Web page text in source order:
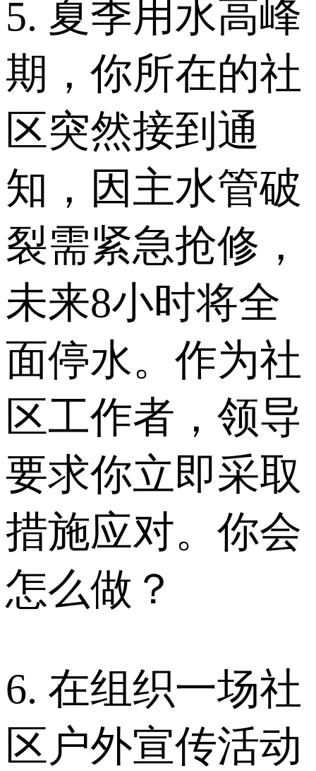
5. 夏季用水高峰
期，你所在的社
区突然接到通
知，因主水管破
裂需紧急抢修，
未来8小时将全
面停水。作为社
区工作者，领导
要求你立即采取
措施应对。你会
怎么做？
6. 在组织一场社
区户外宣传活动